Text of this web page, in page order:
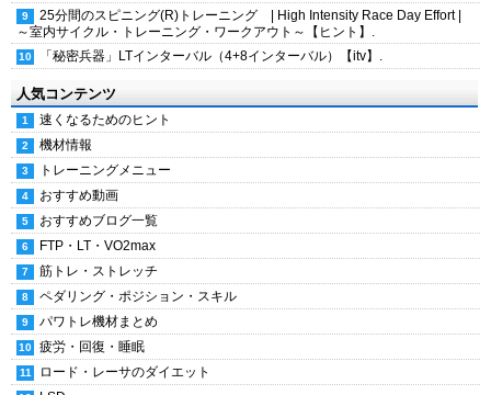
25分間のスピニング(R)トレーニング | High Intensity Race Day Effort |
～室内サイクル・トレーニング・ワークアウト～【ヒント】.
「秘密兵器」LTインターバル（4+8インターバル）【itv】.
人気コンテンツ
速くなるためのヒント
機材情報
トレーニングメニュー
おすすめ動画
おすすめブログ一覧
FTP・LT・VO2max
筋トレ・ストレッチ
ペダリング・ポジション・スキル
パワトレ機材まとめ
疲労・回復・睡眠
ロード・レーサのダイエット